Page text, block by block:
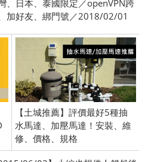
、日本、泰國限定／openVPN跨
加好友、綁門號／2018/02/01
【土城推薦】評價最好5種抽
水馬達、加壓馬達！安裝、維
修、價格、規格